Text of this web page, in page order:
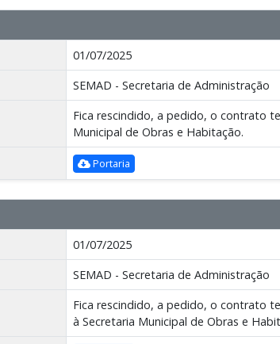
01/07/2025
SEMAD - Secretaria de Administração
Fica rescindido, a pedido, o contrato
Municipal de Obras e Habitação.
Portaria
01/07/2025
SEMAD - Secretaria de Administração
Fica rescindido, a pedido, o contrato
à Secretaria Municipal de Obras e